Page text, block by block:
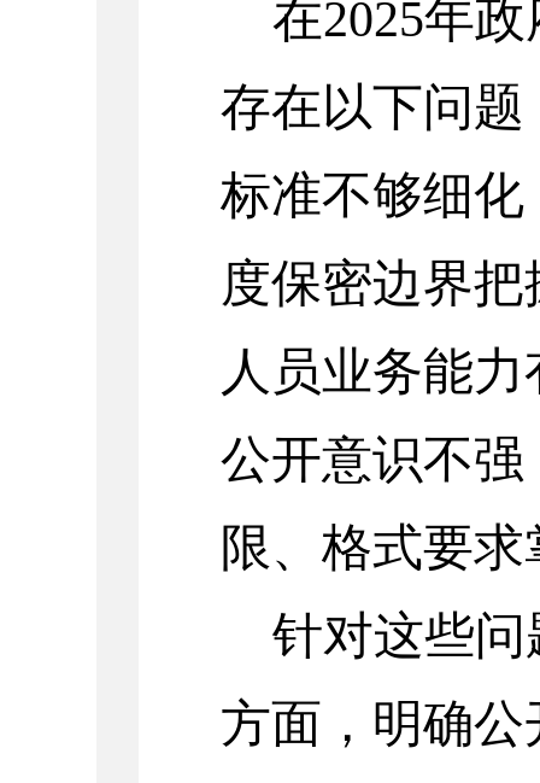
在2025年政
存在以下问题
标准不够细
度保密边界
人员业务能
公开意识不
限、格式要
针对这些
方面， 明确公